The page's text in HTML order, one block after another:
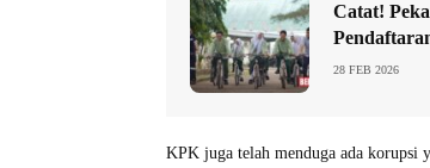
Catat!
28 FEB 2026
KPK juga telah menduga ada korupsi